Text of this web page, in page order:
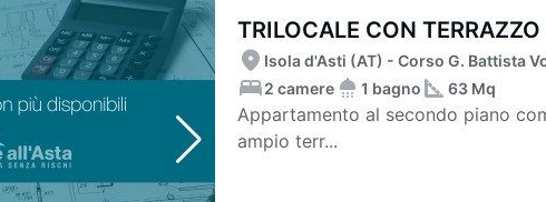
TRILOCALE CON
Isola d'Asti (AT) - Corso G. Battista
2 camere
1 bagno 63 Mq
Appartamento al secondo piano
ampio terr...